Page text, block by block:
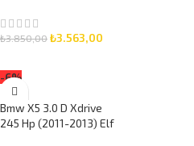
Bakım Seti 3 Parça Set
₺3.850,00₺3.563,00
-6%
Bmw X5 3.0 D Xdrive
245 Hp (2011-2013) Elf